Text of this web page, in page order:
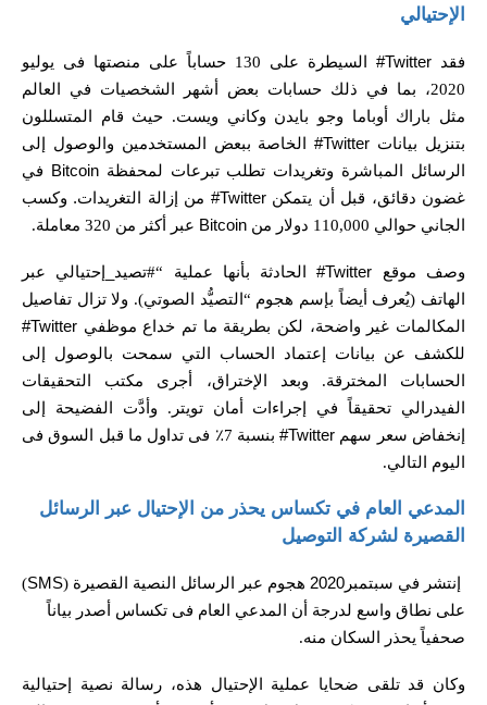
الإحتيالي
فقد Twitter# السيطرة على 130 حساباً على منصتها فى يوليو
2020، بما في ذلك حسابات بعض أشهر الشخصيات في العالم
مثل
باراك أوباما وجو بايدن وكاني ويست. حيث قام المتسللون
بتنزيل بيانات Twitter# الخاصة ببعض المستخدمين والوصول إلى
الرسائل المباشرة وتغريدات تطلب تبرعات لمحفظةBitcoin
في
غضون دقائق، قبل أن يتمكنTwitter# من إزالة التغريدات. وكسب
الجاني حوالي 110,000 دولار من Bitcoin عبر أكثر من 320 معاملة.
وصف موقع Twitter# الحادثة بأنها عملية “#تصيد_إحتيالي عبر
الهاتف (يُعرف أيضاً بإسم هجوم “ التصيُّد الصوتي). ولا تزال تفاصيل
المكالمات غير واضحة، لكن بطريقة ما تم خداع موظفي Twitter#
للكشف عن بيانات إعتماد الحساب التي سمحت بالوصول إلى
الحسابات المخترقة. وبعد الإختراق، أجرى مكتب التحقيقات
الفيدرالي تحقيقاً في إجراءات أمان تويتر . و أدَّت الفضيحة إلى
إنخفاض سعر سهم Twitter# بنسبة 7٪ فى تداول ما قبل السوق فى
اليوم التالي.
المدعي العام في تكساس يحذر من الإحتيال عبر الرسائل
القصيرة لشركة التوصيل
إنتشر في سبتمبر2020 هجوم عبر الرسائل النصية القصيرة (
SMS
)
على نطاق واسع لدرجة أن المدعي العام فى تكساس أصدر بياناً
صحفياً يحذر السكان منه.
وكان قد تلقى ضحايا عملية الإحتيال هذه، رسالة نصية إحتيالية